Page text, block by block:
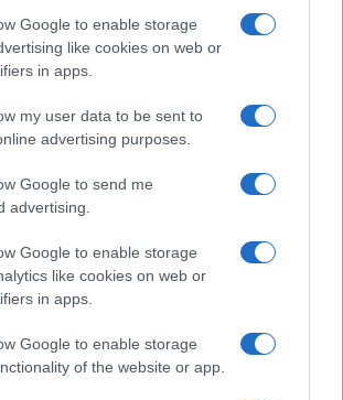
Google to enable storage
like cookies on web or
in apps.
my user data to be sent to
advertising purposes.
Google to send me
advertising.
Google to enable storage
like cookies on web or
in apps.
Google to enable storage
of the website or app.
umanitarie oltre i criteri dei
2026